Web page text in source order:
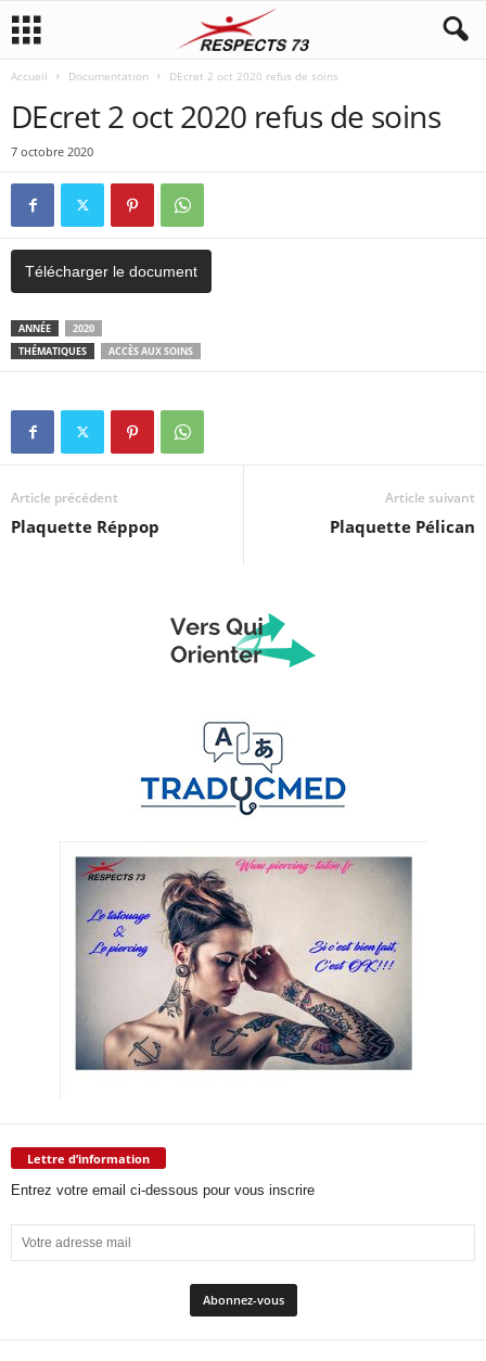
Accueil Documentation DEcret 2 oct 2020 refus de soins
DEcret 2 oct 2020 refus de soins
7 octobre 2020
Télécharger le document
ANNÉE
2020
THÉMATIQUES
ACCÈS AUX SOINS
Article précédent
Plaquette Réppop
Article suivant
Plaquette Pélican
Lettre d’information
Entrez votre email ci-dessous pour vous inscrire